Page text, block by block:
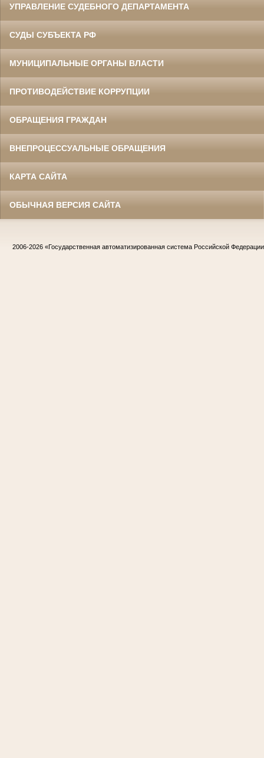
УПРАВЛЕНИЕ СУДЕБНОГО ДЕПАРТАМЕНТА
СУДЫ СУБЪЕКТА РФ
МУНИЦИПАЛЬНЫЕ ОРГАНЫ ВЛАСТИ
ПРОТИВОДЕЙСТВИЕ КОРРУПЦИИ
ОБРАЩЕНИЯ ГРАЖДАН
ВНЕПРОЦЕССУАЛЬНЫЕ ОБРАЩЕНИЯ
КАРТА САЙТА
ОБЫЧНАЯ ВЕРСИЯ САЙТА
2006-2026 «Государственная автоматизированная система Российской